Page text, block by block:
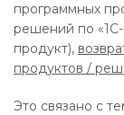
программных
решений по
продукт),
продуктов /
Это связано с